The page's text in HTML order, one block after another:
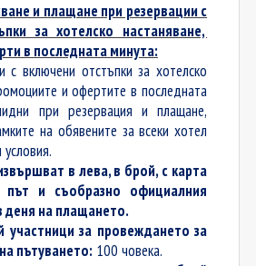
и плащане при резервации с
за хотелско настаняване,
в последната минута:
с включени отстъпки за хотелско
и офертите в последната
при резервация и плащане,
на обявените за всеки хотел
в лева, в брой, с карта
и съобразно официалния
деня на плащането.
за провеждането за
пътуването: 100 човека.